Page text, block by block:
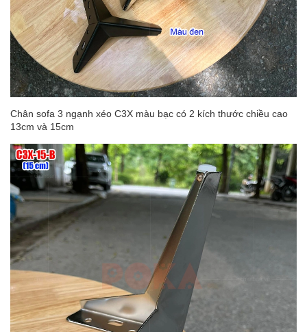
Chân sofa 3 ngạnh xéo C3X màu bạc có 2 kích thước chiều cao
13cm và 15cm